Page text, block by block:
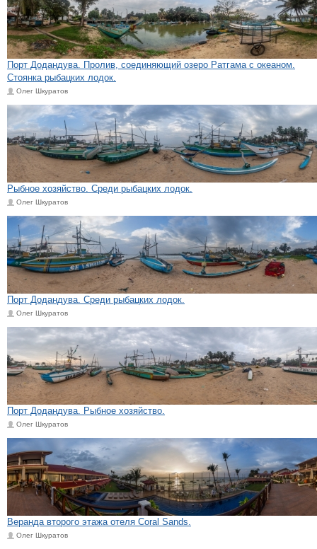
Порт Додандува. Пролив, соединяющий озеро Ратгама с океаном.
Стоянка рыбацких лодок.
Олег Шкуратов
Рыбное хозяйство. Среди рыбацких лодок.
Олег Шкуратов
Порт Додандува. Среди рыбацких лодок.
Олег Шкуратов
Порт Додандува. Рыбное хозяйство.
Олег Шкуратов
Веранда второго этажа отеля Coral Sands.
Олег Шкуратов